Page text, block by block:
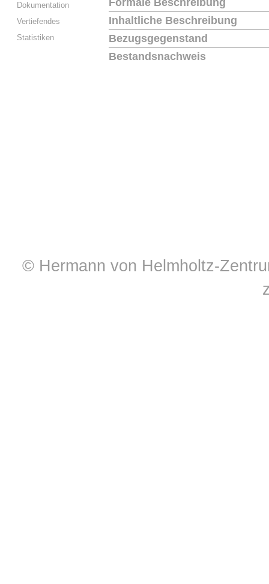
Dokumentation
Vertiefendes
Statistiken
Formale Beschreibung
Inhaltliche Beschreibung
Bezugsgegenstand
Bestandsnachweis
© Hermann von Helmholtz-